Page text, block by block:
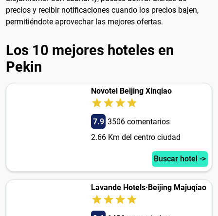
precios y recibir notificaciones cuando los precios bajen,
permitiéndote aprovechar las mejores ofertas.
Los 10 mejores hoteles en
Pekin
Novotel Beijing Xinqiao
7.9 3506 comentarios
2.66 Km del centro ciudad
Buscar hotel ->
Lavande Hotels·Beijing Majuqiao